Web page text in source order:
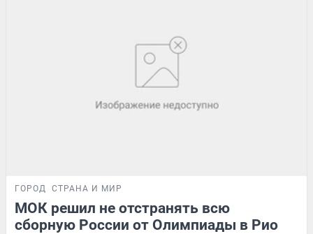
ГОРОД СТРАНА И МИР
МОК решил не отстранять всю
сборную России от Олимпиады в Рио